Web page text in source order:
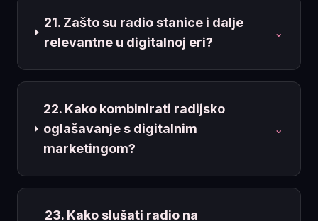
21. Zašto su radio stanice i dalje
relevantne u digitalnoj eri?
⌄
22. Kako kombinirati radijsko
oglašavanje s digitalnim
marketingom?
⌄
23. Kako slušati radio na